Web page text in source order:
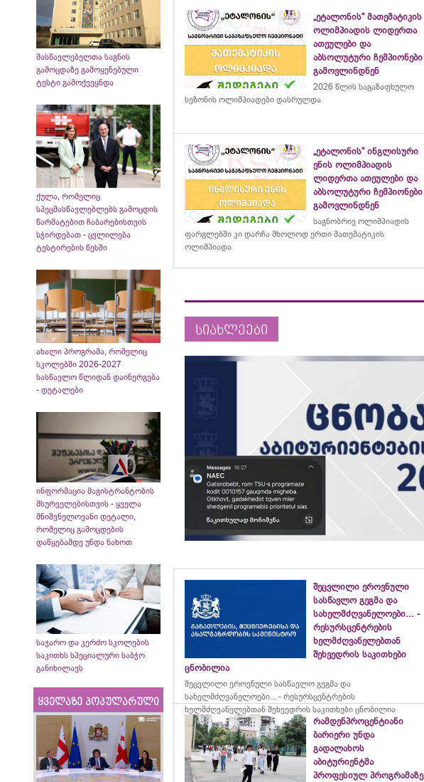
მასწავლებელთა საგნის
გამოცდაზე გამოყენებული
ტესტი გამოქვეყნდა
ქულა, რომელიც
სპეცმასწავლებლებს გამოცდის
წარმატებით ჩაბარებისთვის
სჭირდებათ - ცვლილება
ტესტირების წესში
ახალი პროგრამა, რომელიც
სკოლებში 2026-2027
სასწავლო წლიდან დაინერგება
- დეტალები
ინფორმაცია მაგისტრანტობის
მსურველებისთვის - ყველა
მნიშვნელოვანი დეტალი,
რომელიც გამოცდების
დაწყებამდე უნდა ნახოთ
საჯარო და კერძო სკოლების
საკითხს სპეციალური საბჭო
განიხილავს
ყველაზე პოპულარული
„ეტალონის“ მათემატიკის
ოლიმპიადის ლიდერთა
ათეულები და
აბსოლუტური ჩემპიონები
გამოვლინდნენ
2026 წლის საგაზაფხულო
სეზონის ოლიმპიადები დასრულდა
„ეტალონის“ ინგლისური
ენის ოლიმპიადის
ლიდერთა ათეულები და
აბსოლუტური ჩემპიონები
გამოვლინდნენ
საგნობრივ ოლიმპიადის
ფარგლებში კი დარჩა მხოლოდ ერთი მათემატიკის
ოლიმპიადა
სიახლეები
შეცვლილი ეროვნული
სასწავლო გეგმა და
სახელმძღვანელოები... -
რესურსცენტრების
ხელმძღვანელებთან
შეხვედრის საკითხები
ცნობილია
შეცვლილი ეროვნული სასწავლო გეგმა და
სახელმძღვანელოები... - რესურსცენტრების
ხელმძღვანელებთან შეხვედრის საკითხები ცნობილია
რამდენპროცენტიანი
ბარიერი უნდა
გადალახოს
აბიტურიენტმა
პროფესიულ პროგრამაზე